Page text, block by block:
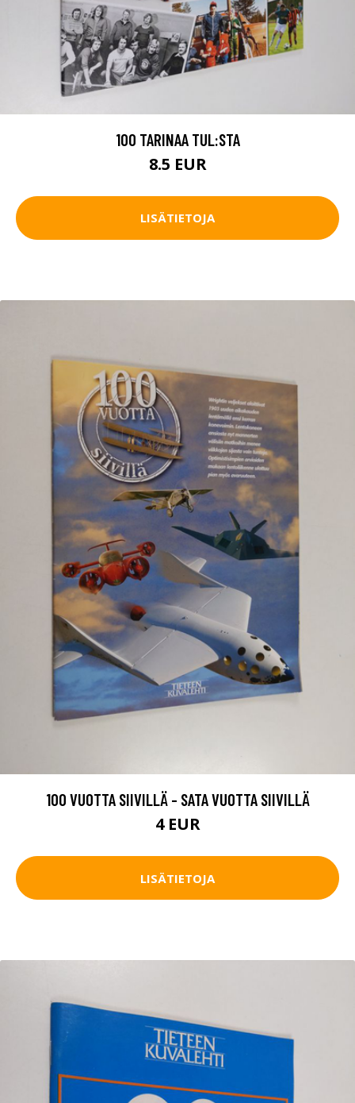
100 TARINAA TUL:STA
8.5 EUR
LISÄTIETOJA
100 VUOTTA SIIVILLÄ - SATA VUOTTA SIIVILLÄ
4 EUR
LISÄTIETOJA